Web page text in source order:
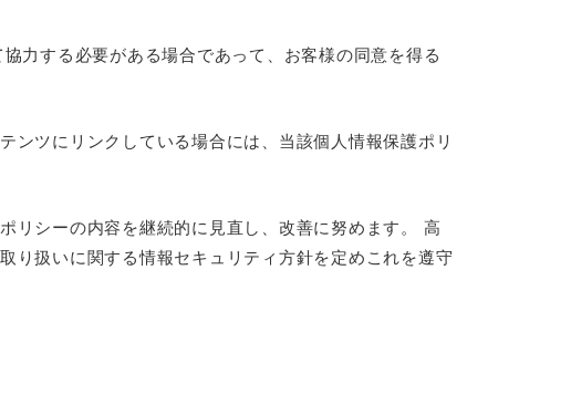
力する必要がある場合であって、お客様の同意を得る
ンツにリンクしている場合には、当該個人情報保護ポリ
リシーの内容を継続的に見直し、改善に努めます。 高
り扱いに関する情報セキュリティ方針を定めこれを遵守